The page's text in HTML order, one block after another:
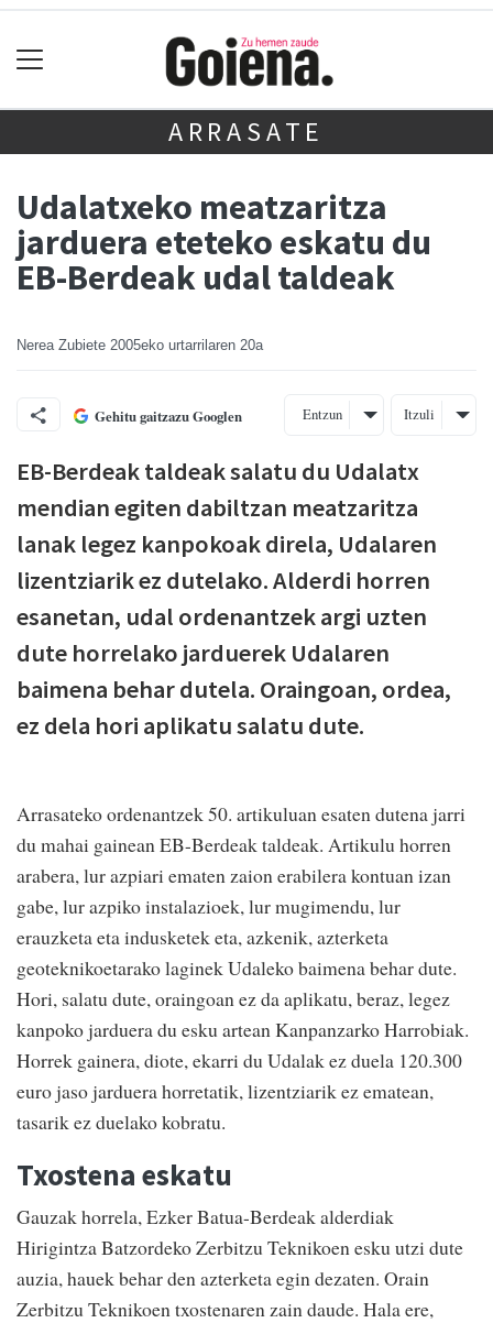
ARRASATE
Udalatxeko meatzaritza
jarduera eteteko eskatu du
EB-Berdeak udal taldeak
Nerea Zubiete 2005eko urtarrilaren 20a
Gehitu gaitzazu Googlen Entzun Itzuli
EB-Berdeak taldeak salatu du Udalatx
mendian egiten dabiltzan meatzaritza
lanak legez kanpokoak direla, Udalaren
lizentziarik ez dutelako. Alderdi horren
esanetan, udal ordenantzek argi uzten
dute horrelako jarduerek Udalaren
baimena behar dutela. Oraingoan, ordea,
ez dela hori aplikatu salatu dute.
Arrasateko ordenantzek 50. artikuluan esaten dutena jarri
du mahai gainean EB-Berdeak taldeak. Artikulu horren
arabera, lur azpiari ematen zaion erabilera kontuan izan
gabe, lur azpiko instalazioek, lur mugimendu, lur
erauzketa eta indusketek eta, azkenik, azterketa
geoteknikoetarako laginek Udaleko baimena behar dute.
Hori, salatu dute, oraingoan ez da aplikatu, beraz, legez
kanpoko jarduera du esku artean Kanpanzarko Harrobiak.
Horrek gainera, diote, ekarri du Udalak ez duela 120.300
euro jaso jarduera horretatik, lizentziarik ez ematean,
tasarik ez duelako kobratu.
Txostena eskatu
Gauzak horrela, Ezker Batua-Berdeak alderdiak
Hirigintza Batzordeko Zerbitzu Teknikoen esku utzi dute
auzia, hauek behar den azterketa egin dezaten. Orain
Zerbitzu Teknikoen txostenaren zain daude. Hala ere,